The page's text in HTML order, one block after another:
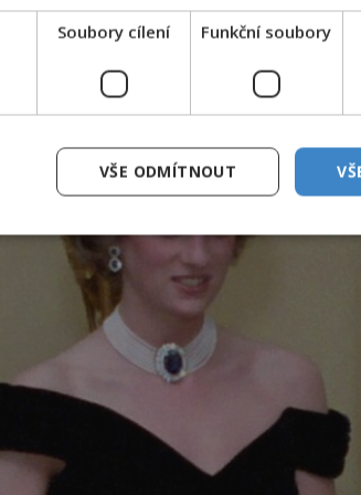
Soubory cílení Funkční soubory
VŠE ODMÍTNOUT